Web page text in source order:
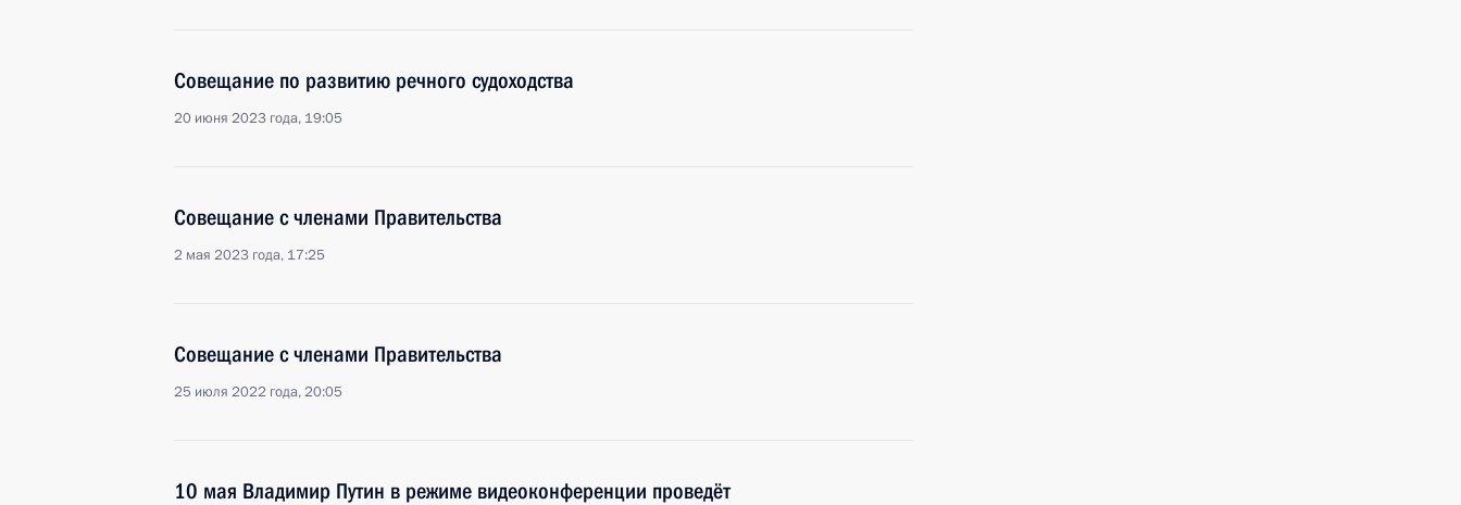
Совещание по развитию речного судоходства
20 июня 2023 года, 19:05
Совещание с членами Правительства
2 мая 2023 года, 17:25
Совещание с членами Правительства
25 июля 2022 года, 20:05
10 мая Владимир Путин в режиме видеоконференции проведёт